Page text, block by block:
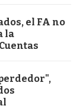
el FA no
la